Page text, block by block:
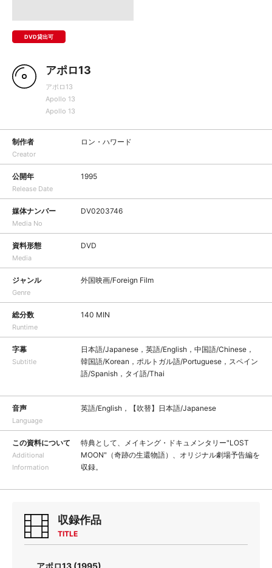
DVD貸出可
アポロ13
アポロ13
Apollo 13
Apollo 13
制作者
Creator
ロン・ハワード
公開年
Release Date
1995
媒体ナンバー
Media No
DV0203746
資料形態
Media
DVD
ジャンル
Genre
外国映画/Foreign Film
総分数
Runtime
140 MIN
字幕
Subtitle
日本語/Japanese，英語/English，中国語/Chinese，
韓国語/Korean，ポルトガル語/Portuguese，スペイン
語/Spanish，タイ語/Thai
音声
Language
英語/English，【吹替】日本語/Japanese
この資料について
Additional
Information
特典として、メイキング・ドキュメンタリー"LOST
MOON"（奇跡の生還物語）、オリジナル劇場予告編を
収録。
収録作品
TITLE
アポロ13 (1995)